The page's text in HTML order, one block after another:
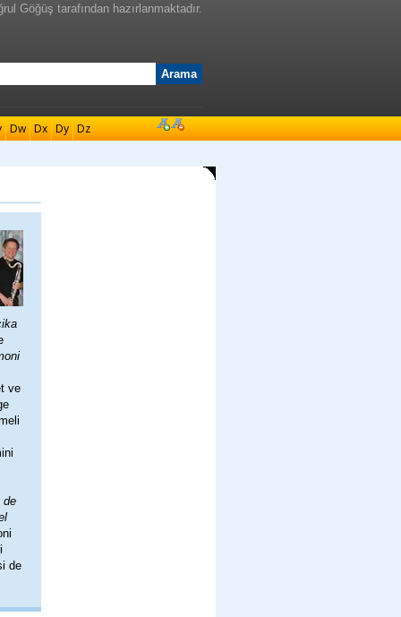
Göğüş tarafından hazırlanmaktadır.
Dw Dx Dy Dz
ve
de
de